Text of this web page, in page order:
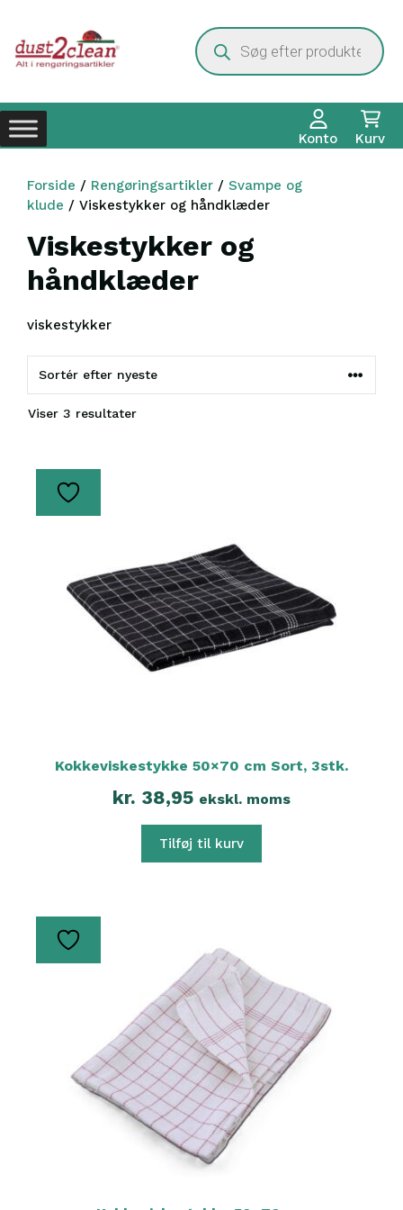
indhold
Products
search
Konto Kurv
Forside / Rengøringsartikler / Svampe og
klude / Viskestykker og håndklæder
Viskestykker og
håndklæder
viskestykker
Viser 3 resultaterSorteret
Kokkeviskestykke 50×70 cm Sort, 3stk.
kr. 38,95 ekskl. moms
Tilføj til kurv